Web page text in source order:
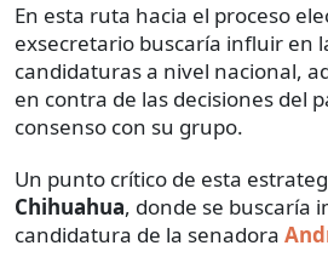
En esta ruta hacia el proceso
exsecretario buscaría influir en
candidaturas a nivel nacional,
en contra de las decisiones del
consenso con su grupo.
Un punto crítico de esta
Chihuahua, donde se buscaría
candidatura de la senadora